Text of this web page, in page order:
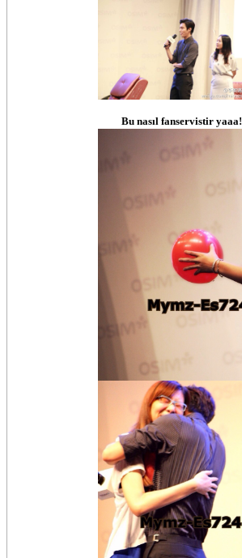
Bu nasıl fanservistir yaaa!